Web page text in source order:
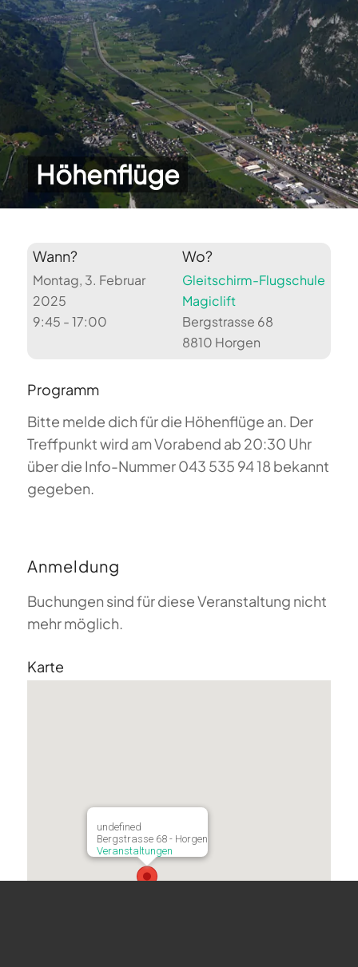
Höhenflüge
Wann?
Montag, 3. Februar
2025
9:45 - 17:00
Wo?
Gleitschirm-Flugschule
Magiclift
Bergstrasse 68
8810 Horgen
Programm
Bitte melde dich für die Höhenflüge an. Der
Treffpunkt wird am Vorabend ab 20:30 Uhr
über die Info-Nummer 043 535 94 18 bekannt
gegeben.
Anmeldung
Buchungen sind für diese Veranstaltung nicht
mehr möglich.
Karte
undefined
Bergstrasse 68 - Horgen
Veranstaltungen